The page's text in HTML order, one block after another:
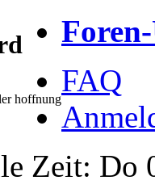
hoffnung
FAQ
Zeit: Do